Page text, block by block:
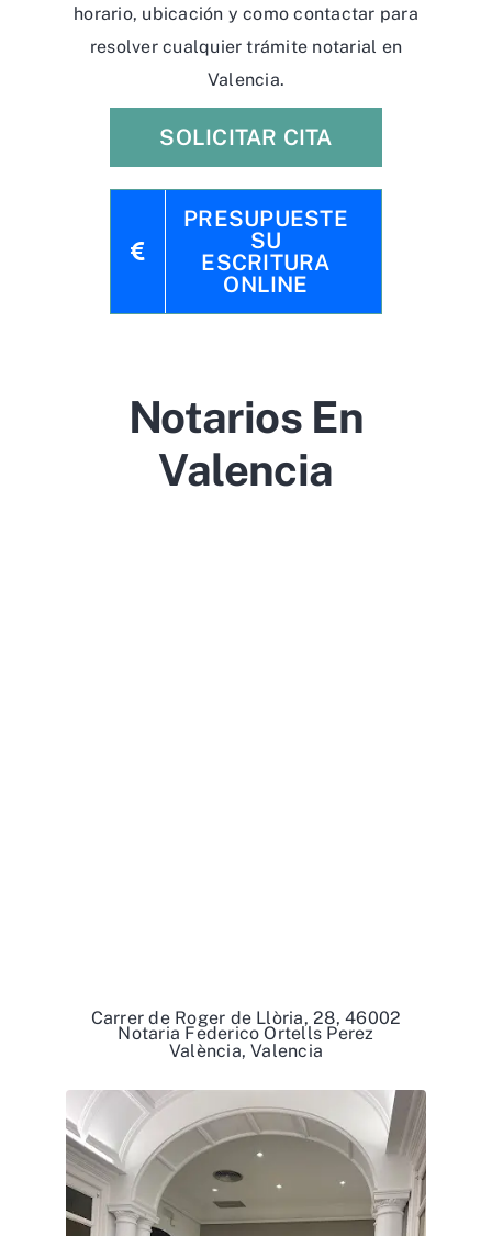
horario, ubicación y como contactar para
resolver cualquier trámite notarial en
Valencia.
SOLICITAR CITA
PRESUPUESTE
SU
ESCRITURA
ONLINE
Notarios En
Valencia
Notaria Federico Ortells Perez
Carrer de Roger de Llòria, 28, 46002
València, Valencia